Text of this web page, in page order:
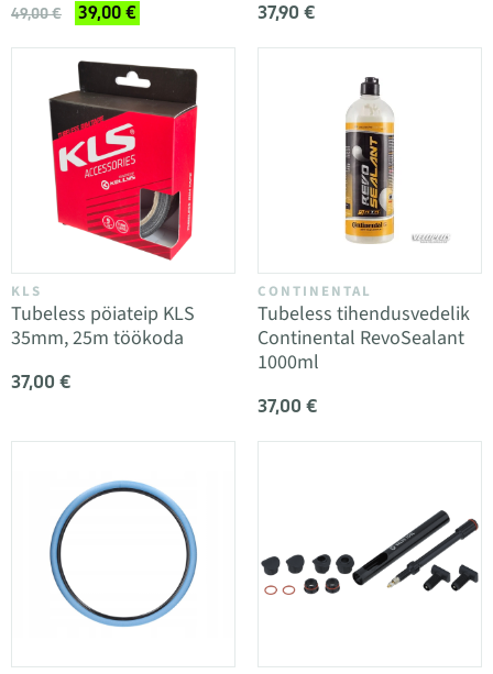
49,00 € 39,00 € 37,90 €
KLS
Tubeless pöiateip KLS
35mm, 25m töökoda
37,00 €
CONTINENTAL
Tubeless tihendusvedelik
Continental RevoSealant
1000ml
37,00 €